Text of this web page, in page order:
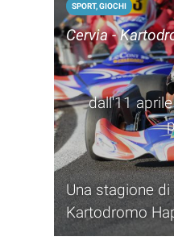
SPORT, GIOCHI
Cervia -
dall'11
Una stagione
Kartodromo